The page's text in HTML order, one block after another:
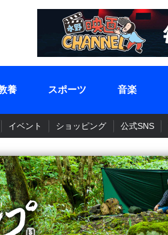
養 スポーツ 音楽
イベント ショッピング 公式SNS